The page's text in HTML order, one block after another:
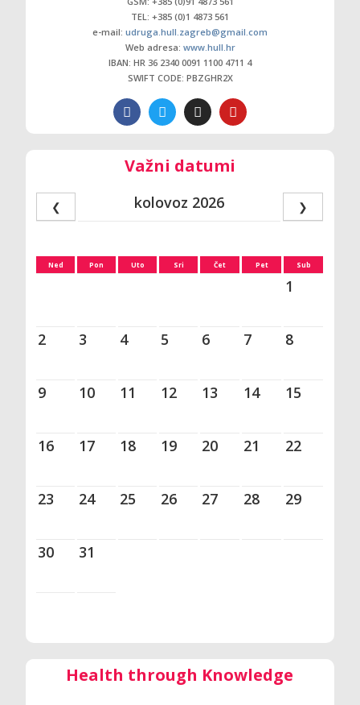
TEL: +385 (0)1 4873 561
e-mail: udruga.hull.zagreb@gmail.com
Web adresa: www.hull.hr
IBAN: HR 36 2340 0091 1100 4711 4
SWIFT CODE: PBZGHR2X
Važni datumi
❮ kolovoz 2026 ❯
Ned Pon Uto Sri Čet Pet Sub
1
2 3 4 5 6 7 8
9 10 11 12 13 14 15
16 17 18 19 20 21 22
23 24 25 26 27 28 29
30 31
Health through Knowledge